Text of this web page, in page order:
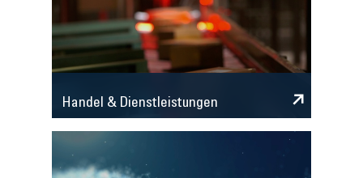
Handel & Dienstleistungen